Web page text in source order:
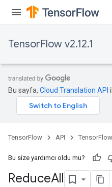
TensorFlow v2.12.1
Bu sayfa, Cloud Translation API
TensorFlow API
Bu size yardımcı oldu mu?
ReduceAll